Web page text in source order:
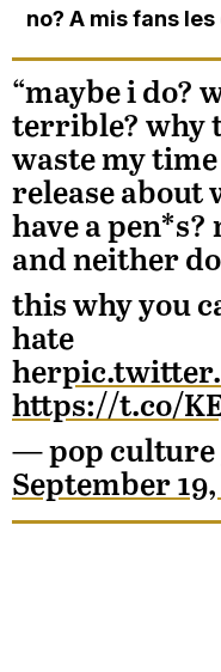
no? A mis fans
“maybe i do?
terrible? why
waste my
release about
have a
and neither do
this why you
hate
her
https://t.co/
— pop culture
September